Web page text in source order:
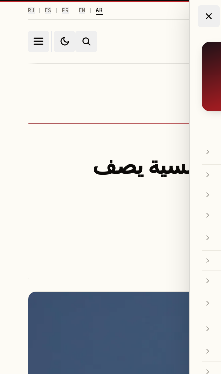
AR
|
EN
|
FR
|
ES
|
RU
يصف